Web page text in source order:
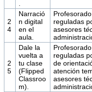
2
4
Narració
n digital
en el
aula.
reguladas
asesores t
2
5
Dale la
vuelta a
tu clase
(Flipped
Classroo
m).
reguladas
de
atención
asesores